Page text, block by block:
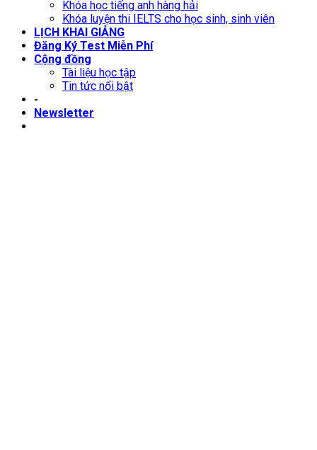
Khóa học tiếng anh hàng hải
Khóa luyện thi IELTS cho học sinh, sinh viên
LỊCH KHAI GIẢNG
Đăng Ký Test Miễn Phí
Cộng đồng
Tài liệu học tập
Tin tức nổi bật
-
Newsletter